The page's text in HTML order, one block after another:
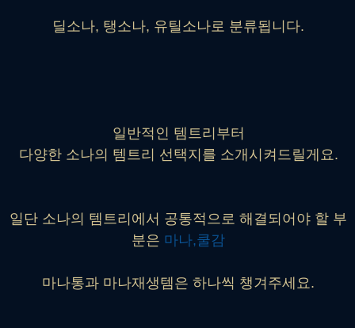
딜소나, 탱소나, 유틸소나로 분류됩니다.
일반적인 템트리부터
다양한 소나의 템트리 선택지를 소개시켜드릴게요.
일단 소나의 템트리에서 공통적으로 해결되어야 할 부
분은 마나,쿨감
마나통과 마나재생템은 하나씩 챙겨주세요.